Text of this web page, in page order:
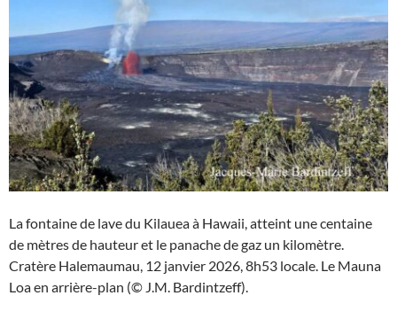
La fontaine de lave du Kilauea à Hawaii, atteint une centaine
de mètres de hauteur et le panache de gaz un kilomètre.
Cratère Halemaumau, 12 janvier 2026, 8h53 locale. Le Mauna
Loa en arrière-plan (© J.M. Bardintzeff).